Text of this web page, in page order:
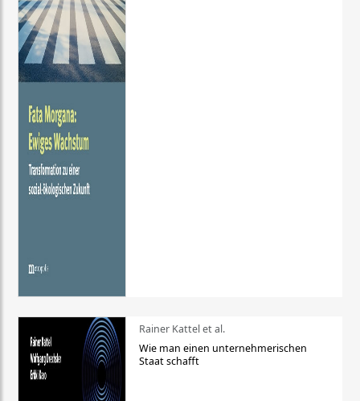
Rainer Kattel et al.
Wie man einen unternehmerischen
Staat schafft